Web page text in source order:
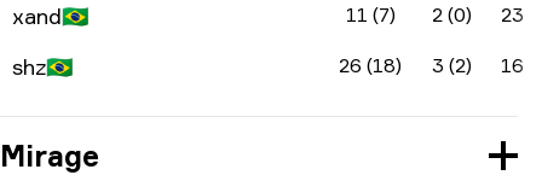
xand🇧🇷 11 (7) 2 (0) 23
shz🇧🇷 26 (18) 3 (2) 16
Mirage